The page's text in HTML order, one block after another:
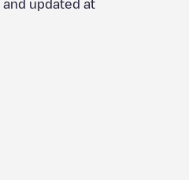
and updated at